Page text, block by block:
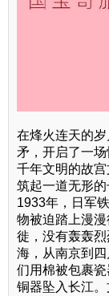
在烽火连天的
矛，开启了一
千年文明的故
筑起一道无形的
1933年，日军
物被迫踏上漫
徙，没有轰轰
海，从南京到
们用棉被包裹
铜器坠入长江。